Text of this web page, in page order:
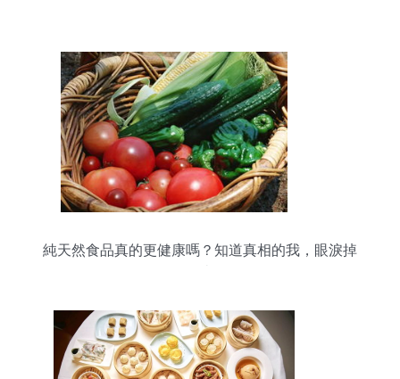
純天然食品真的更健康嗎？知道真相的我，眼淚掉